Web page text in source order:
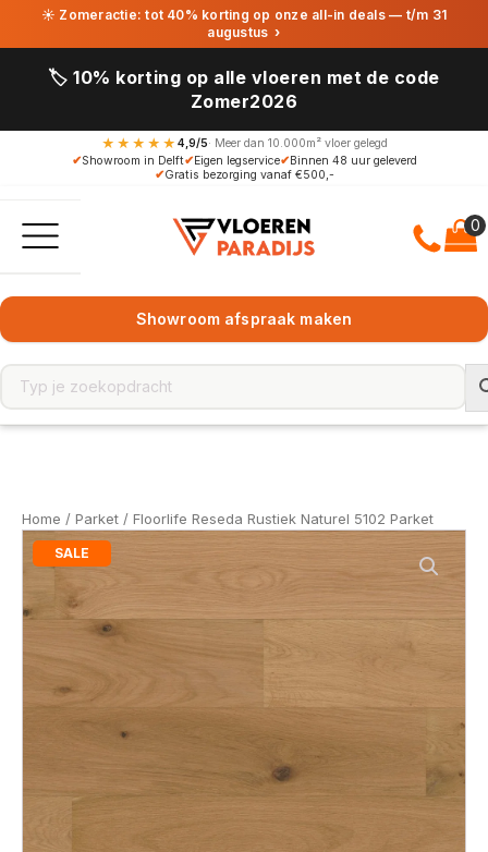
☀ Zomeractie: tot 40% korting op onze all-in deals — t/m 31
augustus ›
🏷️ 10% korting op alle vloeren met de code
Zomer2026
★★★★★ 4,9/5· Meer dan 10.000m² vloer gelegd
✔Showroom in Delft✔Eigen legservice✔Binnen 48 uur geleverd
✔Gratis bezorging vanaf €500,-
Showroom afspraak maken
Home / Parket / Floorlife Reseda Rustiek Naturel 5102 Parket
SALE